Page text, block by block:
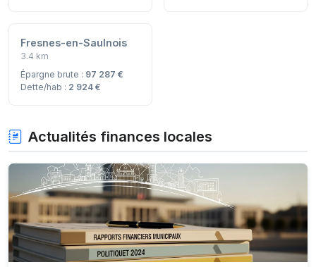
Fresnes-en-Saulnois
3.4 km
Épargne brute : 97 287 €
Dette/hab : 2 924 €
Actualités finances locales